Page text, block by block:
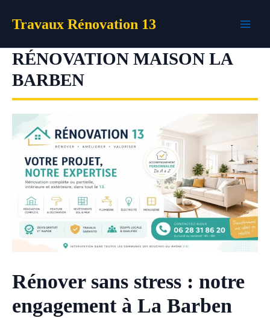
Travaux Rénovation 13
RÉNOVATION MAISON LA
BARBEN
Rénover sans stress : notre
engagement à La Barben